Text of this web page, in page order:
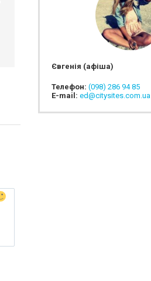
Євгенія (афіша)
Телефон: (098) 286 94 85
E-mail: ed@citysites.com.ua